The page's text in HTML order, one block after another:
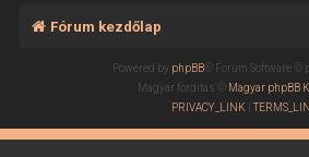
Fórum kezdőlap
Powered by phpBB® Forum Software ©
Magyar fordítás © Magyar phpBB
PRIVACY_LINK |